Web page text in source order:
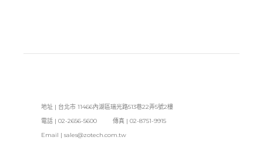
地址 | 台北市 11466內湖區瑞光路513巷22弄5號2樓
電話 | 02-2656-5600 傳真 | 02-8751-9915
Email | sales@zotech.com.tw